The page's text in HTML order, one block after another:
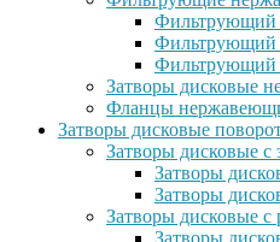
Фильтрующий
Фильтрующий
Фильтрующий
Затворы дисковые
Фланцы
Затворы дисковые
Затворы дисковые с
Затворы
Затворы
Затворы дисковые
Затворы